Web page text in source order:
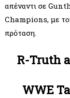
απέναντι σε
Champions, με
πρόταση.
R-Truth
WWE